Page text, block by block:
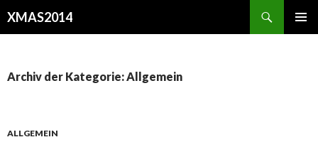
XMAS2014
Archiv der Kategorie: Allgemein
ALLGEMEIN